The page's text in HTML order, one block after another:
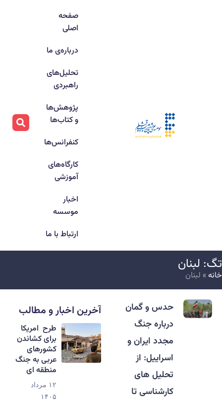
صفحه
اصلی
درباره‌ی ما
تحلیل‌های
راهبردی
پژوهش‌ها
و کتاب‌ها
کنفرانس‌ها
کارگاه‌های
آموزشی
اخبار
موسسه
ارتباط با ما
لبنان
» لبنان
حدس و گمان
درباره جنگ
مجدد ایران و
اسراییل: از
تحلیل های
کارشناسی تا
آخرین اخبار و مطالب
طرح امریکا
برای کشاندن
کشورهای
عربی به جنگ
منطقه ای
۱۲ مرداد
۱۴۰۵